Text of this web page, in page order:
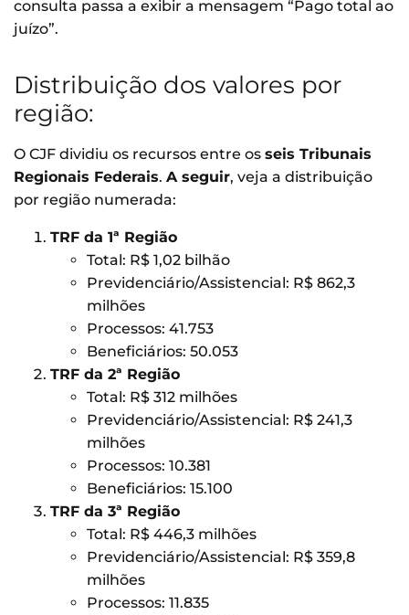
consulta passa a exibir a mensagem “Pago total ao
juízo”.
Distribuição dos valores por
região:
O CJF dividiu os recursos entre os seis Tribunais
Regionais Federais. A seguir, veja a distribuição
por região numerada:
TRF da 1ª Região
Total: R$ 1,02 bilhão
Previdenciário/Assistencial: R$ 862,3
milhões
Processos: 41.753
Beneficiários: 50.053
TRF da 2ª Região
Total: R$ 312 milhões
Previdenciário/Assistencial: R$ 241,3
milhões
Processos: 10.381
Beneficiários: 15.100
TRF da 3ª Região
Total: R$ 446,3 milhões
Previdenciário/Assistencial: R$ 359,8
milhões
Processos: 11.835